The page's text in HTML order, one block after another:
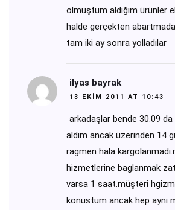
olmuştum aldığım ürünler
halde gerçekten
tam iki ay sonra yolladılar
ilyas bayrak
13 EKIM 2011 AT 10:43
arkadaşlar bende 30.09
aldım ancak üzerinden 14
ragmen hala
hizmetlerine baglanmak
varsa 1 saat.müşteri
konustum ancak hep aynı